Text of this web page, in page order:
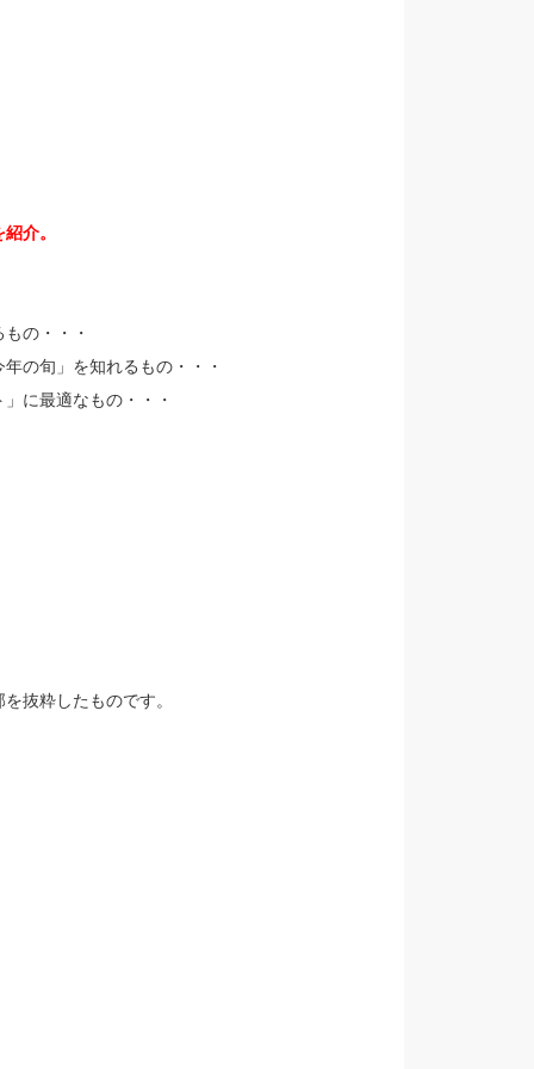
介。
の・・・
の旬」を知れるもの・・・
に最適なもの・・・
抜粋したものです。